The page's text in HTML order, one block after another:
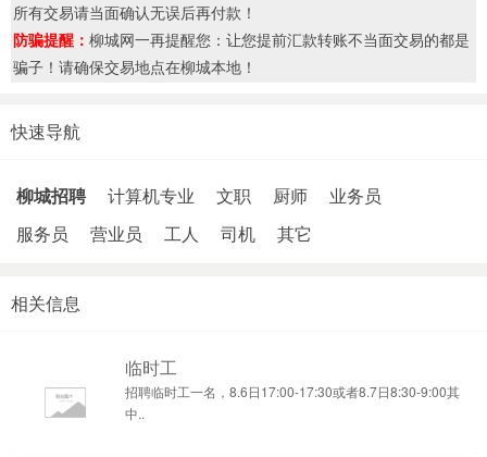
所有交易请当面确认无误后再付款！
防骗提醒： 柳城网一再提醒您：让您提前汇款转账不当面交易的都是
骗子！请确保交易地点在柳城本地！
快速导航
柳城招聘 计算机专业 文职 厨师
业务员
服务员
营业员 工人 司机 其它
相关信息
临时工
招聘临时工一名，8.6日17:00-17:30或者8.7日8:30-9:00其
中..